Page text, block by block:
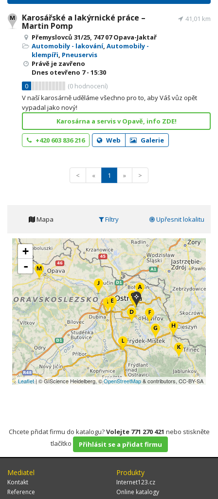
Karosářské a lakýrnické práce –
Martin Pomp
Přemyslovců 31/25, 747 07 Opava-Jaktař
Automobily - lakování, Automobily -
klempíři, Pneuservis
Právě je zavřeno
Dnes otevřeno 7 - 15:30
0
(0 hodnocení)
41,01 km
V naší karosárně uděláme všechno pro to, aby Váš vůz opět
vypadal jako nový!
Karosárna a servis v Opavě, info ZDE!
+420 603 836 216 Web Galerie
< « 1 » >
Mapa Filtry Upřesnit lokalitu
+
-
Leaflet| © GIScience Heidelberg, ©OpenStreetMap& contributors, CC-BY-SA
Chcete přidat firmu do katalogu?Volejte 771 270 421 nebo stiskněte
tlačítko
Přihlásit se a přidat firmu
Mediatel
Kontakt
Reference
Produkty
Internet123.cz
Online katalogy